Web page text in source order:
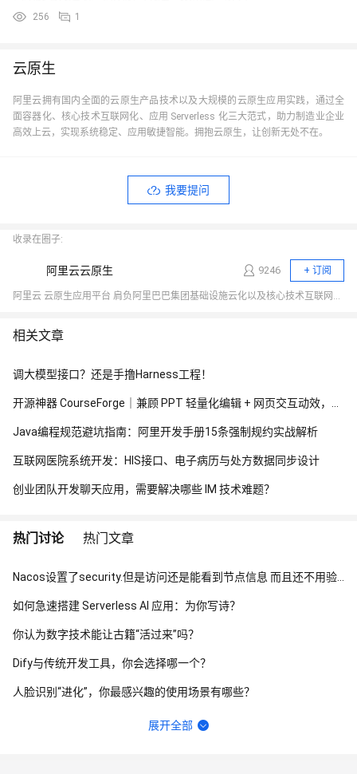
256 1
云原生
阿里云拥有国内全面的云原生产品技术以及大规模的云原生应用实践，通过全
面容器化、核心技术互联网化、应用 Serverless 化三大范式，助力制造业企业
高效上云，实现系统稳定、应用敏捷智能。拥抱云原生，让创新无处不在。
我要提问
收录在圈子:
阿里云云原生 9246 + 订阅
阿里云 云原生应用平台 肩负阿里巴巴集团基础设施云化以及核心技术互联网化的重要职责，致力于打造稳定、标准、先进的云原生产品，成为云原生时代的引领者，推动行业全面想云原生的技术升级，成为阿里云新增长引擎。商业化产品包括容器、云原生中间件、函数计算等。
相关文章
调大模型接口？还是手撸Harness工程！
Java编程规范避坑指南：阿里开发手册15条强制规约实战解析
互联网医院系统开发：HIS接口、电子病历与处方数据同步设计
创业团队开发聊天应用，需要解决哪些 IM 技术难题？
热门讨论 热门文章
如何急速搭建 Serverless AI 应用：为你写诗？
你认为数字技术能让古籍“活过来”吗？
Dify与传统开发工具，你会选择哪一个？
人脸识别“进化”，你最感兴趣的使用场景有哪些？
函数计算fc的sd的图库浏览器真的装不上去，不显示，怎么回事？
展开全部